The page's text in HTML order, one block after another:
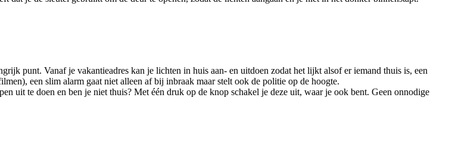
punt. Vanaf je vakantieadres kan je lichten in huis aan- en uitdoen zodat het lijkt alsof er iemand thuis is, een
een slim alarm gaat niet alleen af bij inbraak maar stelt ook de politie op de hoogte.
uit te doen en ben je niet thuis? Met één druk op de knop schakel je deze uit, waar je ook bent. Geen onnodige